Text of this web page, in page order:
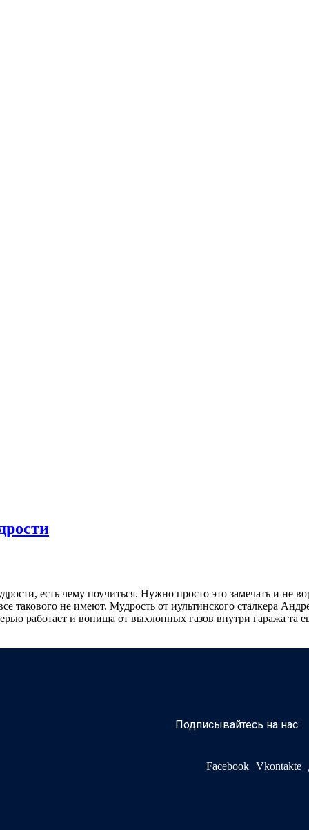
есть чему поучиться. Нужно просто это замечать и не
такового не имеют. Мудрость от иультинского сталкера
работает и вонища от выхлопных газов внутри гаража та
Подписывайтесь на нас:
Facebook Vkontakte